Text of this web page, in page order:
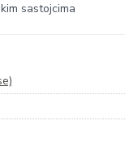
sastojcima